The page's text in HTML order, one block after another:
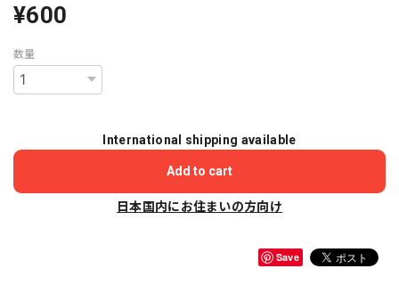
¥600
数量
International shipping available
Add to cart
日本国内にお住まいの方向け
Save